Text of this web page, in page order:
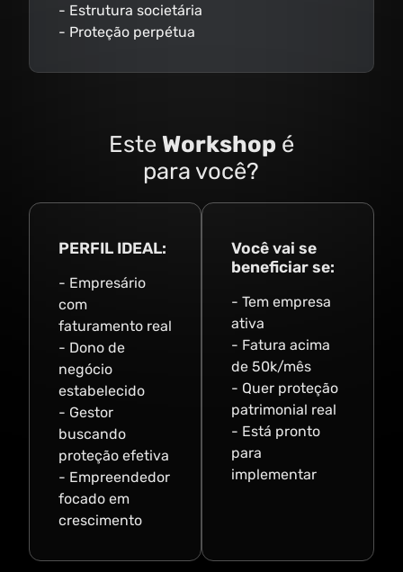
- Estrutura societária
- Proteção perpétua
Este Workshopé
para você?
PERFIL IDEAL:
- Empresário
com
faturamento real
- Dono de
negócio
estabelecido
- Gestor
buscando
proteção efetiva
- Empreendedor
focado em
crescimento
Você vai se
beneficiar se:
- Tem empresa
ativa
- Fatura acima
de 50k/mês
- Quer proteção
patrimonial real
- Está pronto
para
implementar